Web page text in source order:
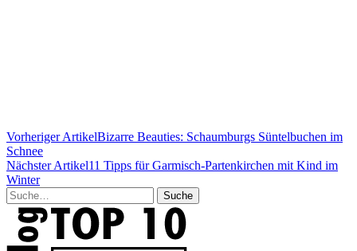
Vorheriger ArtikelBizarre Beauties: Schaumburgs Süntelbuchen im
Schnee
Nächster Artikel11 Tipps für Garmisch-Partenkirchen mit Kind im
Winter
Suche